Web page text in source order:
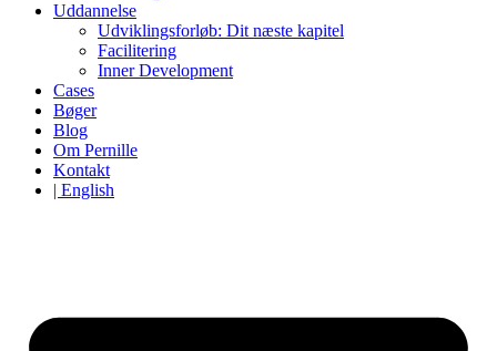
Uddannelse
Udviklingsforløb: Dit næste kapitel
Facilitering
Inner Development
Cases
Bøger
Blog
Om Pernille
Kontakt
| English